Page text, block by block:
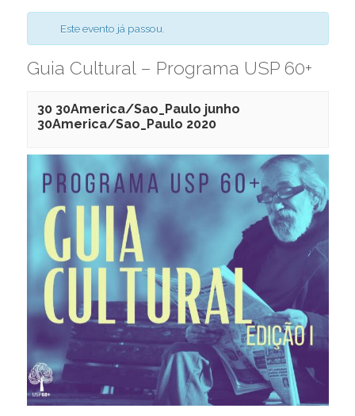
Este evento já passou.
Guia Cultural – Programa USP 60+
30 30America/Sao_Paulo junho
30America/Sao_Paulo 2020